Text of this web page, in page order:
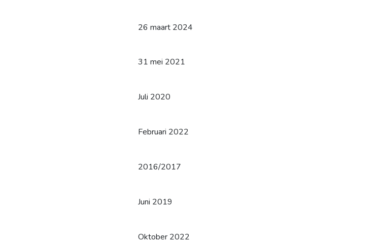
26 maart 2024
31 mei 2021
Juli 2020
Februari 2022
2016/2017
Juni 2019
Oktober 2022